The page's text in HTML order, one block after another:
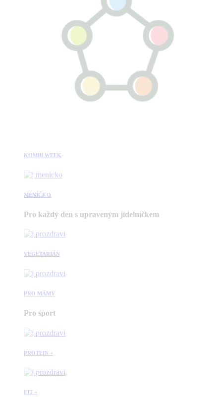
KOMBI WEEK
MENÍČKO
Pro každý den s upraveným jídelníčkem
VEGETARIÁN
PRO MÁMY
Pro sport
PROTEIN +
FIT +